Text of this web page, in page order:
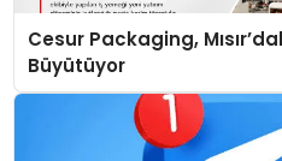
Cesur Packaging,
Büyütüyor